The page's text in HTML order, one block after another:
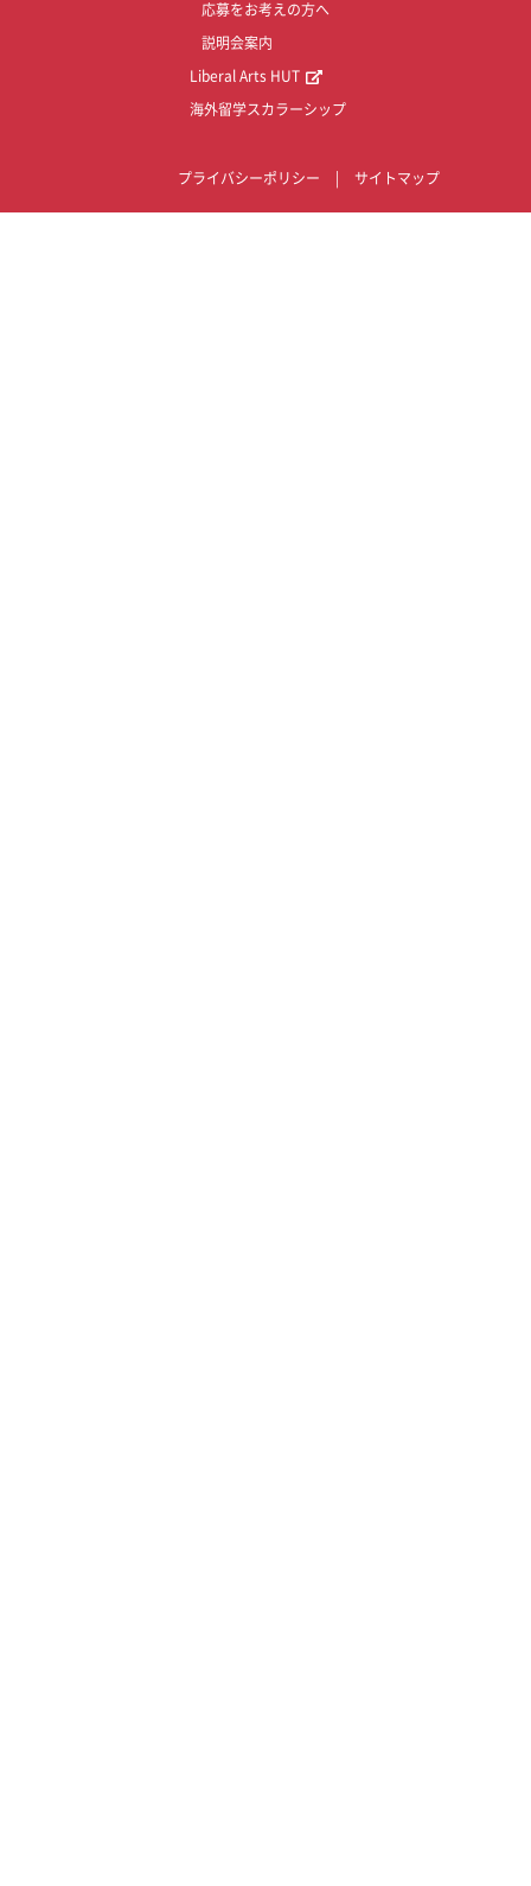
応募をお考えの方へ
説明会案内
Liberal Arts HUT
海外留学スカラーシップ
プライバシーポリシー サイトマップ